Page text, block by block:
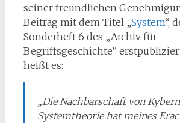
seiner freundlichen
Beitrag mit dem Titel „System“,
Sonderheft 6 des „Archiv für
Begriffsgeschichte“
heißt es:
„Die Nachbarschaft von
Systemtheorie hat meines